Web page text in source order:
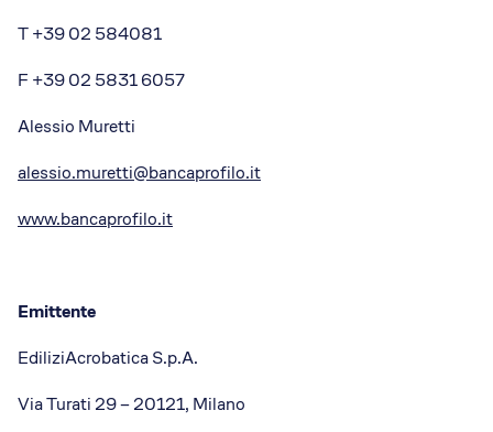
T +39 02 584081
F +39 02 5831 6057
Alessio Muretti
alessio.muretti@bancaprofilo.it
www.bancaprofilo.it
Emittente
EdiliziAcrobatica S.p.A.
Via Turati 29 – 20121, Milano